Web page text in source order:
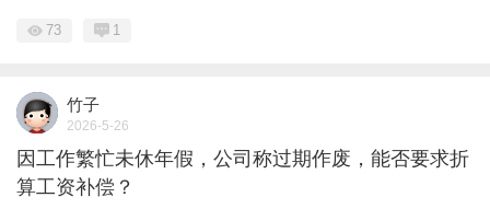
73 1
竹子
2026-5-26
因工作繁忙未休年假，公司称过期作废，能否要求折
算工资补偿？